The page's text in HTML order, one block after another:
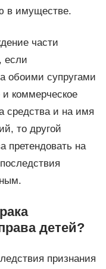
в имуществе.
части
если
обоими супругами
коммерческое
средства и на имя
то другой
претендовать на
детей?
признания